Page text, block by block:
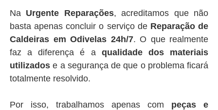
Na Urgente Reparações, acreditamos que não
basta apenas concluir o serviço de Reparação de
Caldeiras em Odivelas 24h/7. O que realmente
faz a diferença é a qualidade dos materiais
utilizados e a segurança de que o problema ficará
totalmente resolvido.
Por isso, trabalhamos apenas com peças e